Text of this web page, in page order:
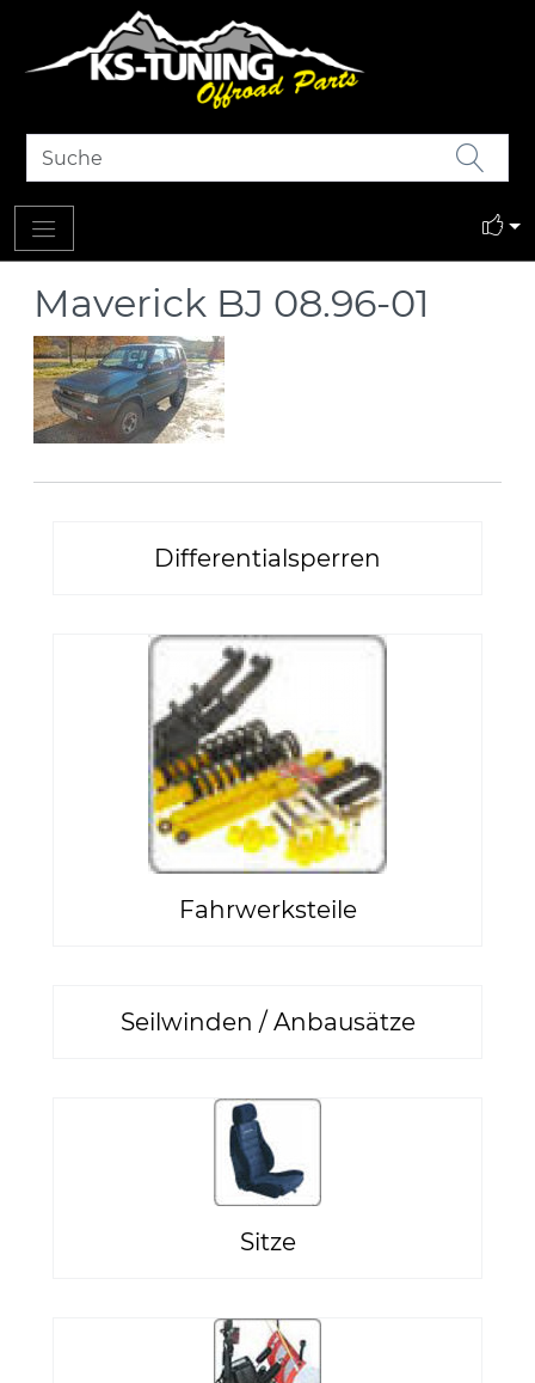
Maverick BJ 08.96-01
Differentialsperren
Fahrwerksteile
Seilwinden / Anbausätze
Sitze